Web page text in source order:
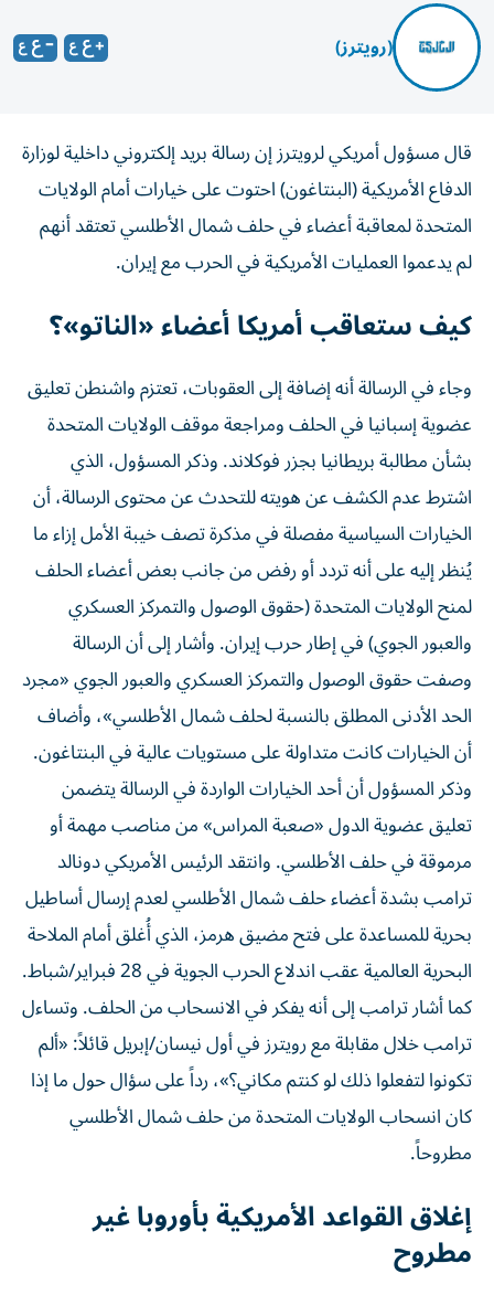
(رويترز)
قال مسؤول أمريكي لرويترز إن رسالة بريد إلكتروني داخلية لوزارة
الدفاع الأمريكية (البنتاغون) احتوت على خيارات أمام الولايات
المتحدة لمعاقبة أعضاء في حلف شمال ‌الأطلسي تعتقد أنهم
لم يدعموا العمليات الأمريكية في الحرب مع إيران.
كيف ستعاقب أمريكا أعضاء «الناتو»؟
وجاء في الرسالة أنه إضافة إلى العقوبات، تعتزم واشنطن ​تعليق
عضوية ⁠إسبانيا في الحلف ومراجعة موقف الولايات المتحدة
بشأن مطالبة بريطانيا بجزر ‌فوكلاند. وذكر المسؤول، الذي
اشترط ‌عدم الكشف عن هويته للتحدث عن محتوى الرسالة، أن
الخيارات السياسية مفصلة في مذكرة تصف خيبة الأمل إزاء ما
يُنظر إليه على أنه تردد أو رفض من جانب بعض أعضاء ‌الحلف
لمنح الولايات المتحدة (حقوق الوصول والتمركز العسكري
والعبور الجوي) في إطار حرب إيران. وأشار إلى أن ⁠الرسالة
وصفت حقوق الوصول والتمركز العسكري والعبور الجوي «مجرد
الحد الأدنى المطلق بالنسبة لحلف شمال الأطلسي»، وأضاف
أن الخيارات كانت متداولة على مستويات عالية في البنتاغون.
وذكر المسؤول أن أحد الخيارات الواردة في الرسالة يتضمن
تعليق عضوية الدول «صعبة المراس» من مناصب مهمة أو
مرموقة في حلف الأطلسي. وانتقد الرئيس الأمريكي دونالد
ترامب بشدة أعضاء حلف شمال الأطلسي لعدم إرسال أساطيل
بحرية للمساعدة ​على فتح مضيق هرمز، الذي أُغلق أمام الملاحة
البحرية العالمية عقب اندلاع الحرب ‌الجوية في 28 فبراير/شباط.
كما أشار ترامب إلى أنه يفكر في الانسحاب من الحلف. وتساءل
ترامب خلال مقابلة مع رويترز في أول نيسان/إبريل قائلاً: «ألم
تكونوا لتفعلوا ذلك لو ⁠كنتم مكاني؟»، رداً على سؤال حول ما إذا
كان انسحاب الولايات المتحدة من حلف شمال الأطلسي
مطروحاً.
إغلاق القواعد الأمريكية بأوروبا غير
مطروح